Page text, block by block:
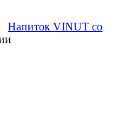
Напиток VINUT со